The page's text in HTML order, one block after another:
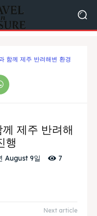
함께 제주 반려해변 환경
제주 반려해
행
August 9일 7
Next article